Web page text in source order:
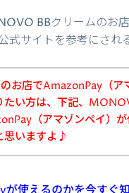
BBクリームのお
サイトを参考にされ
お店でAmazonPay（ア
たい方は、下記、
（アマゾンペイ）
思いますよ♪